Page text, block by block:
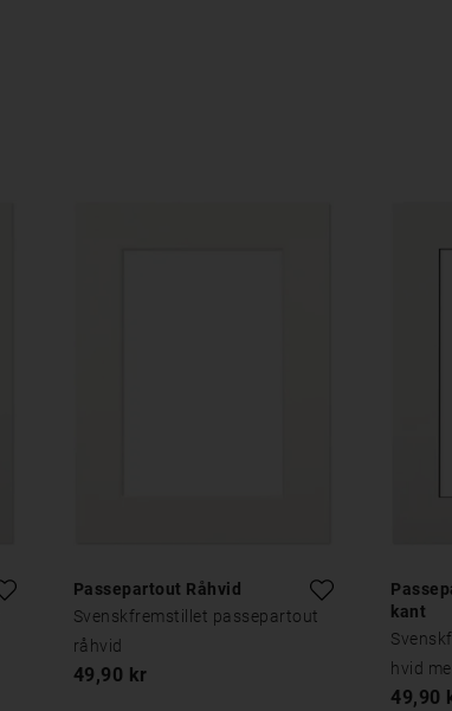
Passepartout Råhvid
Svenskfremstillet passepartout
råhvid
49,90 kr
kant
hvid
49,90